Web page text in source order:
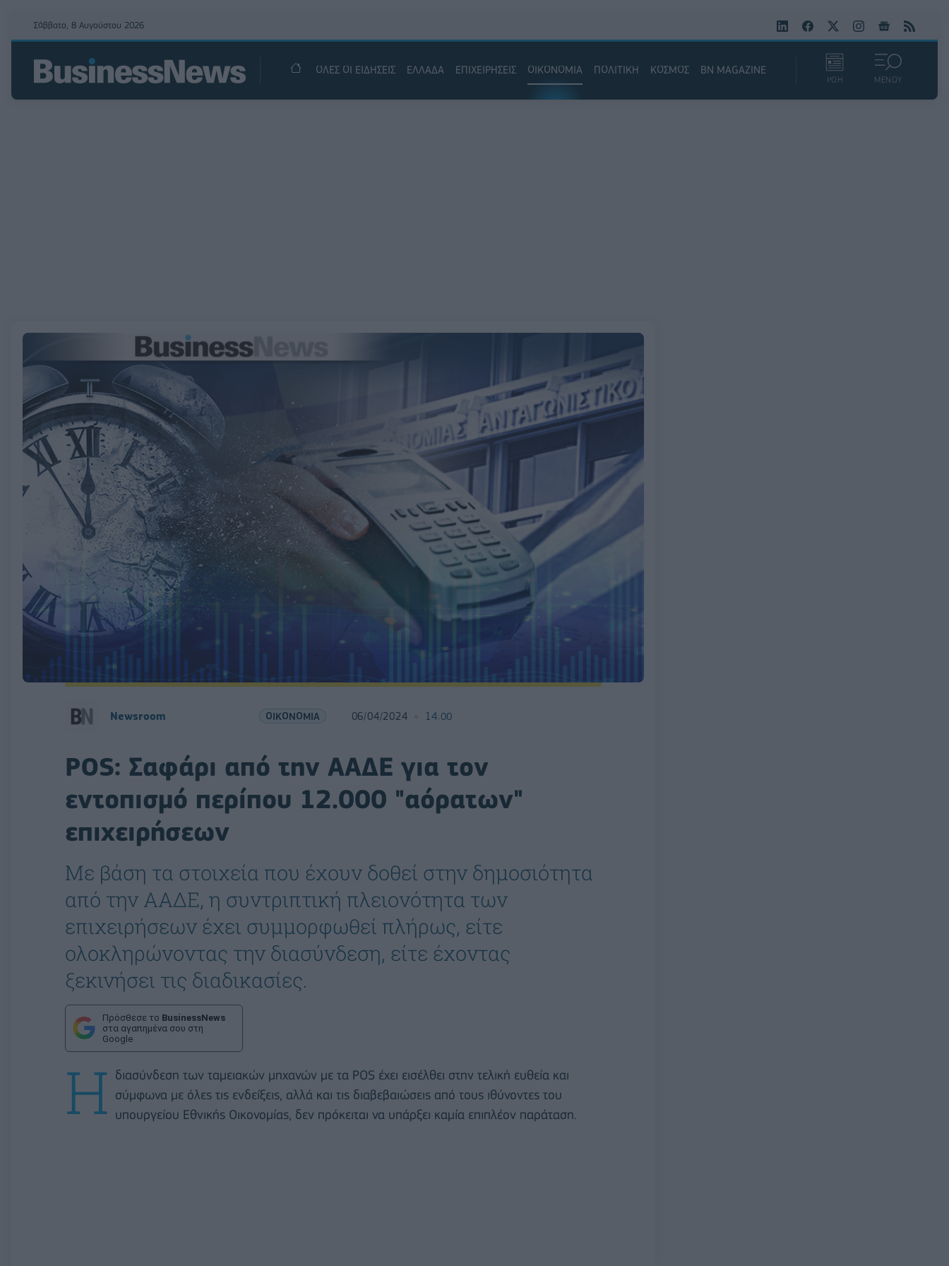
Σάββατο, 8 Αυγούστου 2026
ΟΛΕΣ ΟΙ ΕΙΔΗΣΕΙΣ ΕΛΛΑΔΑ ΕΠΙΧΕΙΡΗΣΕΙΣ ΟΙΚΟΝΟΜΙΑ ΠΟΛΙΤΙΚΗ ΚΟΣΜΟΣ BN MAGAZINE
ΡΟΗ ΜΕΝΟΥ
Newsroom ΟΙΚΟΝΟΜΙΑ 06/04/2024 14:00
POS: Σαφάρι από την ΑΑΔΕ για τον
εντοπισμό περίπου 12.000 "αόρατων"
επιχειρήσεων
Με βάση τα στοιχεία που έχουν δοθεί στην δημοσιότητα
από την ΑΑΔΕ, η συντριπτική πλειονότητα των
επιχειρήσεων έχει συμμορφωθεί πλήρως, είτε
ολοκληρώνοντας την διασύνδεση, είτε έχοντας
ξεκινήσει τις διαδικασίες.
Πρόσθεσε το BusinessNews
στα αγαπημένα σου στη
Google
Η διασύνδεση των ταμειακών μηχανών με τα POS έχει εισέλθει στην τελική ευθεία και
σύμφωνα με όλες τις ενδείξεις, αλλά και τις διαβεβαιώσεις από τους ιθύνοντες του
υπουργείου Εθνικής Οικονομίας, δεν πρόκειται να υπάρξει καμία επιπλέον παράταση.